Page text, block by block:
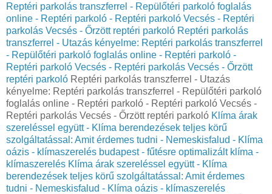
Reptéri parkolás transzferrel - Repülőtéri parkoló foglalás
online - Reptéri parkoló - Reptéri parkoló Vecsés - Reptéri
parkolás Vecsés - Őrzött reptéri parkoló Reptéri parkolás
transzferrel - Utazás kényelme: Reptéri parkolás transzferrel
- Repülőtéri parkoló foglalás online - Reptéri parkoló -
Reptéri parkoló Vecsés - Reptéri parkolás Vecsés - Őrzött
reptéri parkoló Reptéri parkolás transzferrel - Utazás
kényelme: Reptéri parkolás transzferrel - Repülőtéri parkoló
foglalás online - Reptéri parkoló - Reptéri parkoló Vecsés -
Reptéri parkolás Vecsés - Őrzött reptéri parkoló Klíma árak
szereléssel együtt - Klíma berendezések teljes körű
szolgáltatással: Amit érdemes tudni - Nemeskisfalud - Klíma
oázis - klímaszerelés budapest - fűtésre optimalizált klíma -
klímaszerelés Klíma árak szereléssel együtt - Klíma
berendezések teljes körű szolgáltatással: Amit érdemes
tudni - Nemeskisfalud - Klíma oázis - klímaszerelés